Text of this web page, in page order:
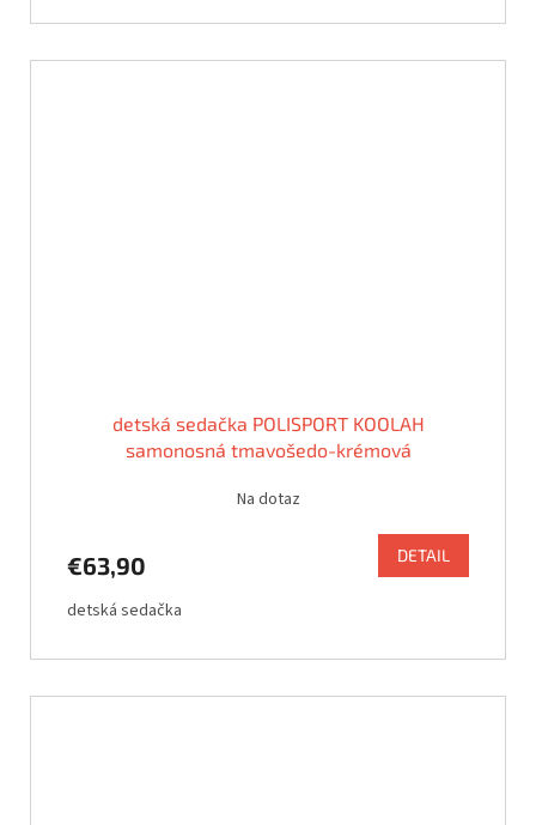
detská sedačka POLISPORT KOOLAH
samonosná tmavošedo-krémová
Na dotaz
€63,90 DETAIL
detská sedačka